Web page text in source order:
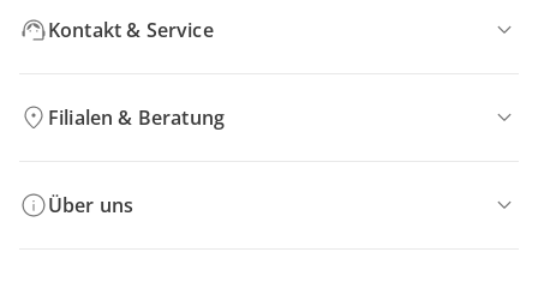
Kontakt & Service
Filialen & Beratung
Über uns